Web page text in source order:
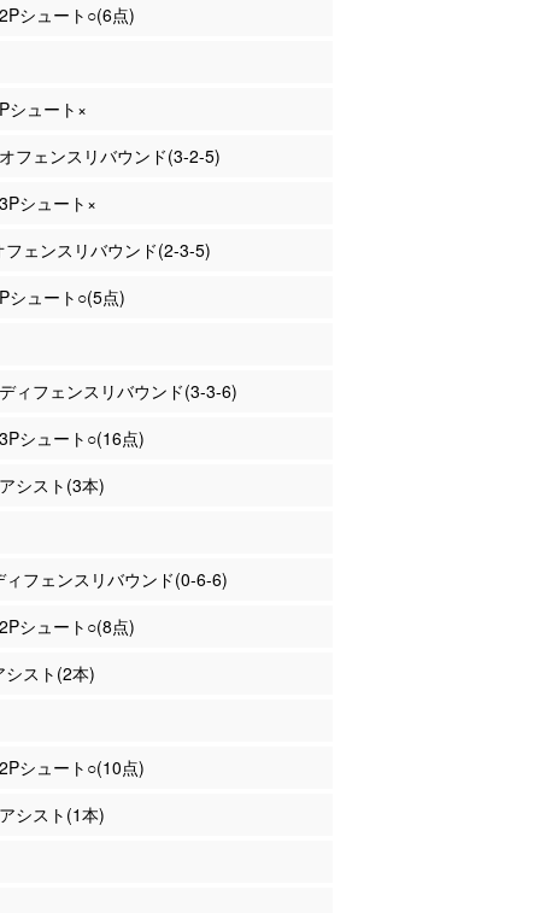
シュート○(6点)
シュート×
フェンスリバウンド(3-2-5)
シュート×
フェンスリバウンド(2-3-5)
シュート○(5点)
ィフェンスリバウンド(3-3-6)
シュート○(16点)
シスト(3本)
ィフェンスリバウンド(0-6-6)
シュート○(8点)
スト(2本)
シュート○(10点)
シスト(1本)